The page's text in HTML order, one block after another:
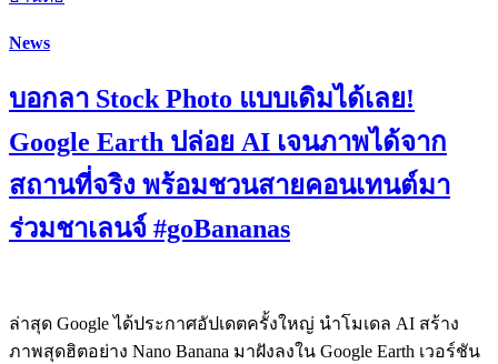
News
บอกลา Stock Photo แบบเดิมได้เลย!
Google Earth ปล่อย AI เจนภาพได้จาก
สถานที่จริง พร้อมชวนสายคอนเทนต์มา
ร่วมชาเลนจ์ #goBananas
ล่าสุด Google ได้ประกาศอัปเดตครั้งใหญ่ นำโมเดล AI สร้าง
ภาพสุดฮิตอย่าง Nano Banana มาฝังลงใน Google Earth เวอร์ชัน